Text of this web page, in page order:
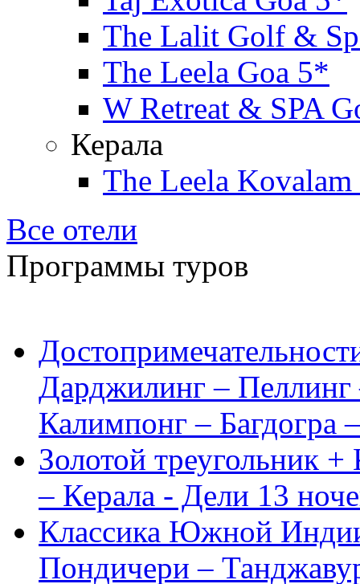
The Lalit Golf &
The Leela Goa 5*
W Retreat & SPA
Керала
The Leela
Все отели
Программы туров
Дарджилинг –
Калимпонг – Багдогра
Золотой треугольник +
– Керала - Дели 13
Классика Южной
Пондичери –